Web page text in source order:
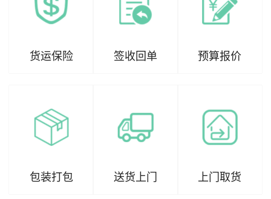
货运保险 签收回单 预算报价
包装打包 送货上门 上门取货